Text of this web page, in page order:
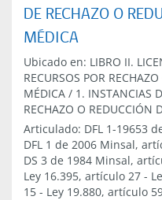
DE RECHAZO O
MÉDICA
Ubicado en: LIBRO II.
RECURSOS POR
MÉDICA / 1. INSTANCIAS
RECHAZO O REDUCCIÓN
Articulado: DFL 1-19653
DFL 1 de 2006 Minsal,
DS 3 de 1984 Minsal,
Ley 16.395, artículo 27 -
15 - Ley 19.880, artículo